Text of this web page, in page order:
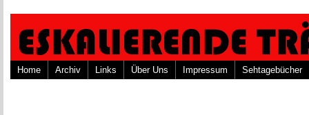
Home Archiv Links Über Uns Impressum Sehtagebücher